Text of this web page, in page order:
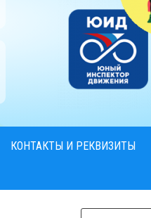
КОНТАКТЫ И РЕКВИЗИТЫ